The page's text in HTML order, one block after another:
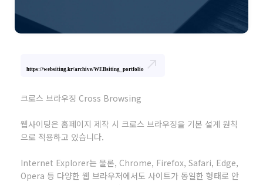
https://websiting.kr/archive/WEBsiting_portfolio north_east
크로스 브라우징 Cross Browsing
웹사이팅은 홈페이지 제작 시 크로스 브라우징을 기본 설계 원칙
으로 적용하고 있습니다.
Internet Explorer는 물론, Chrome, Firefox, Safari, Edge,
Opera 등 다양한 웹 브라우저에서도 사이트가 동일한 형태로 안